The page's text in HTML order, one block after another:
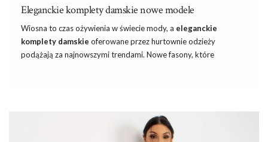
Eleganckie komplety damskie nowe modele
Wiosna to czas ożywienia w świecie mody, a eleganckie
komplety damskie oferowane przez hurtownie odzieży
podążają za najnowszymi trendami. Nowe fasony, które
właśnie czyni je idealnym wyborem nie tylko na spotkania
biznesowe, ale także na wiele innych okazji wiosennego sezonu.